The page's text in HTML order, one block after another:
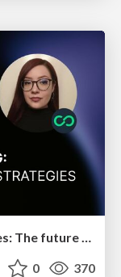
Impact Scores and Hybrid Strategies: The future of link building
0 370